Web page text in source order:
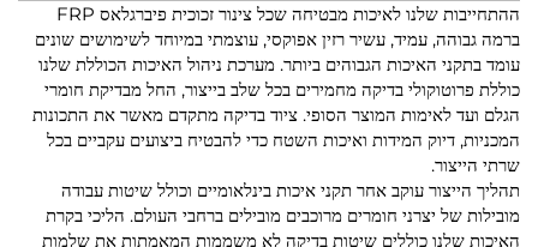
ההתחייבות שלנו לאיכות מבטיחה שכל צינור זכוכית פיברגלאס FRP
ברמה גבוהה, עמיד, עשיר רזין אפוקסי, עוצמתי במיוחד לשימושים שונים
עומד בתקני האיכות הגבוהים ביותר. מערכת ניהול האיכות הכוללת שלנו
כוללת פרוטוקולי בדיקה מחמירים בכל שלב בייצור, החל מבדיקת חומרי
הגלם ועד לאימות המוצר הסופי. ציוד בדיקה מתקדם מאשר את התכונות
המכניות, דיוק המידות ואיכות השטח כדי להבטיח ביצועים עקביים בכל
שרתי הייצור.
תהליך הייצור עוקב אחר תקני איכות בינלאומיים וכולל שיטות עבודה
מובילות של יצרני חומרים מרוכבים מובילים ברחבי העולם. הליכי בקרת
האיכות שלנו כוללים שיטות בדיקה לא משממות המאמתות את שלמות